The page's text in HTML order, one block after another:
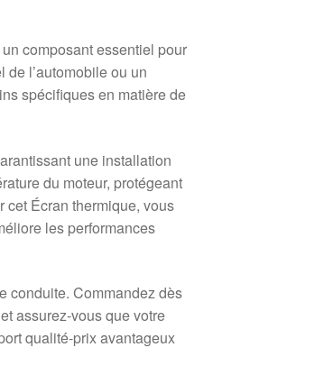
composant essentiel pour
l’automobile ou un
spécifiques en matière de
une installation
du moteur, protégeant
Écran thermique, vous
les performances
conduite. Commandez dès
assurez-vous que votre
qualité-prix avantageux